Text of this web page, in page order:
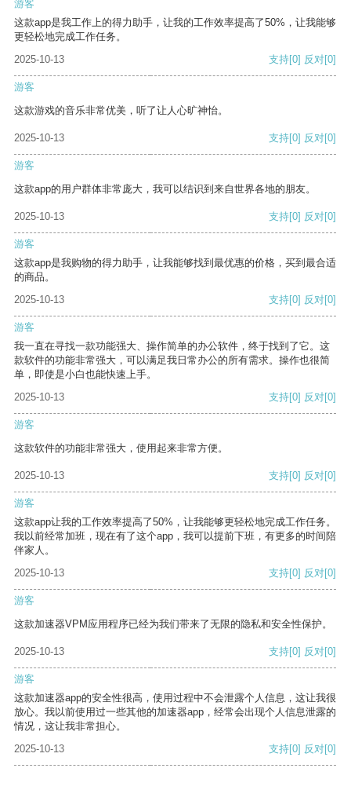
游客
这款app是我工作上的得力助手，让我的工作效率提高了50%，让我能够
更轻松地完成工作任务。
2025-10-13
支持[0] 反对[0]
游客
这款游戏的音乐非常优美，听了让人心旷神怡。
2025-10-13 支持[0] 反对[0]
游客
这款app的用户群体非常庞大，我可以结识到来自世界各地的朋友。
2025-10-13 支持[0] 反对[0]
游客
这款app是我购物的得力助手，让我能够找到最优惠的价格，买到最合适
的商品。
2025-10-13
支持[0] 反对[0]
游客
我一直在寻找一款功能强大、操作简单的办公软件，终于找到了它。这
款软件的功能非常强大，可以满足我日常办公的所有需求。操作也很简
单，即使是小白也能快速上手。
2025-10-13
支持[0] 反对[0]
游客
这款软件的功能非常强大，使用起来非常方便。
2025-10-13 支持[0] 反对[0]
游客
这款app让我的工作效率提高了50%，让我能够更轻松地完成工作任务。
我以前经常加班，现在有了这个app，我可以提前下班，有更多的时间陪
伴家人。
2025-10-13
支持[0] 反对[0]
游客
这款加速器VPM应用程序已经为我们带来了无限的隐私和安全性保护。
2025-10-13 支持[0] 反对[0]
游客
这款加速器app的安全性很高，使用过程中不会泄露个人信息，这让我很
放心。我以前使用过一些其他的加速器app，经常会出现个人信息泄露的
情况，这让我非常担心。
2025-10-13
支持[0] 反对[0]